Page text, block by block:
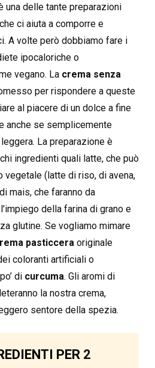
una delle tante preparazioni
ci aiuta a comporre e
A volte però dobbiamo fare i
ipocaloriche o
vegano. La crema senza
per rispondere a queste
al piacere di un dolce a fine
anche se semplicemente
La preparazione è
ingredienti quali latte, che può
(latte di riso, di avena,
mais, che faranno da
della farina di grano e
glutine. Se vogliamo mimare
pasticcera originale
coloranti artificiali o
di curcuma. Gli aromi di
la nostra crema,
sentore della spezia.
PER 2